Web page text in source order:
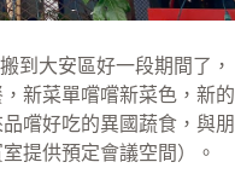
到大安區好一段期間了，
新菜單嚐嚐新菜色，新的
嚐好吃的異國蔬食，與朋
提供預定會議空間）。